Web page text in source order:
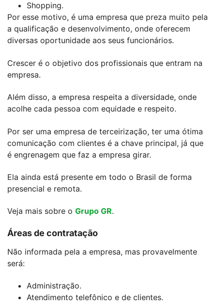
Shopping.
Por esse motivo, é uma empresa que preza muito pela
a qualificação e desenvolvimento, onde oferecem
diversas oportunidade aos seus funcionários.
Crescer é o objetivo dos profissionais que entram na
empresa.
Além disso, a empresa respeita a diversidade, onde
acolhe cada pessoa com equidade e respeito.
Por ser uma empresa de terceirização, ter uma ótima
comunicação com clientes é a chave principal, já que
é engrenagem que faz a empresa girar.
Ela ainda está presente em todo o Brasil de forma
presencial e remota.
Veja mais sobre o Grupo GR.
Áreas de contratação
Não informada pela a empresa, mas provavelmente
será:
Administração.
Atendimento telefônico e de clientes.